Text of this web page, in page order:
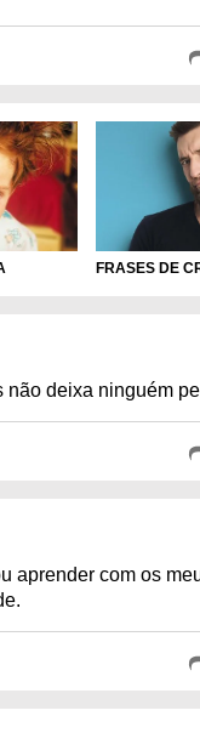
FRASES DE
não deixa ninguém
aprender com os